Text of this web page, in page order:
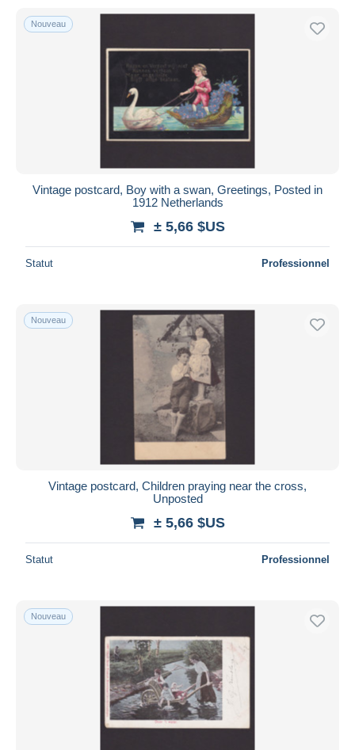
Nouveau
Vintage postcard, Boy with a swan, Greetings, Posted in
1912 Netherlands
± 5,66 $US
Statut Professionnel
Nouveau
Vintage postcard, Children praying near the cross,
Unposted
± 5,66 $US
Statut Professionnel
Nouveau